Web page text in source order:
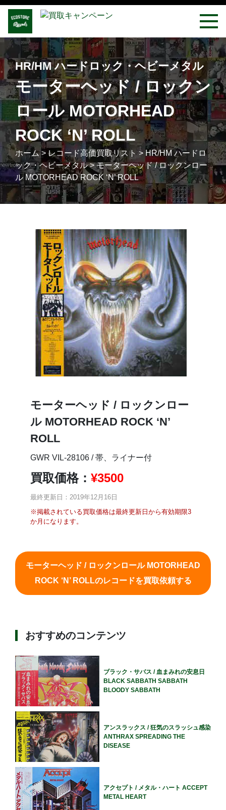
HR/HM ハードロック・ヘビーメタル
モーターヘッド / ロックン
ロール MOTORHEAD
ROCK ‘N’ ROLL
ホーム> レコード高価買取リスト > HR/HM ハードロ
ック・ヘビーメタル>モーターヘッド / ロックンロー
ル MOTORHEAD ROCK ‘N’ ROLL
モーターヘッド / ロックンロー
ル MOTORHEAD ROCK ‘N’
ROLL
GWR VIL-28106 / 帯、ライナー付
買取価格： ¥3500
最終更新日：2019年12月16日
※掲載されている買取価格は最終更新日から有効期限3
か月になります。
モーターヘッド / ロックンロール MOTORHEAD
ROCK ‘N’ ROLLのレコードを買取依頼する
おすすめのコンテンツ
ブラック・サバス / 血まみれの安息日
BLACK SABBATH SABBATH
BLOODY SABBATH
アンスラックス / 狂気のスラッシュ感染
ANTHRAX SPREADING THE
DISEASE
アクセプト / メタル・ハート ACCEPT
METAL HEART